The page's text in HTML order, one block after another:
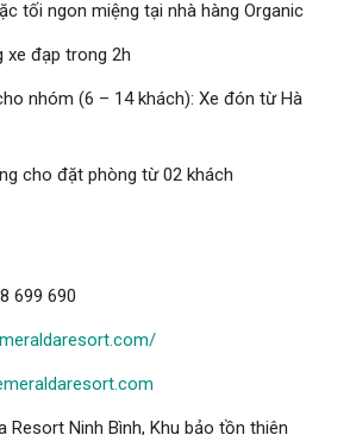
tối ngon miệng tại nhà hàng Organic
xe đạp trong 2h
nhóm (6 – 14 khách): Xe đón từ Hà
cho đặt phòng từ 02 khách
699 690
Resort Ninh Bình, Khu bảo tồn thiên